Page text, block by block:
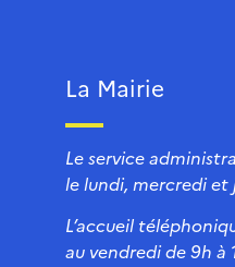
La Mairie
Le service
le lundi, mercredi et
L’accueil
au vendredi de 9h à